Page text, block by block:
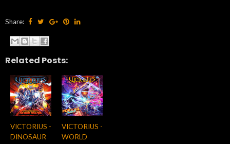
Share:
Related Posts:
VICTORIUS -
DINOSAUR
VICTORIUS -
WORLD